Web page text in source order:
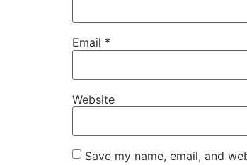
Email *
Website
Save my name, email, and